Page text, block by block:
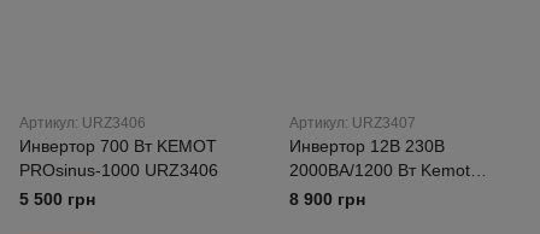
Артикул: URZ3406
Инвертор 700 Вт KEMOT
PROsinus-1000 URZ3406
5 500 грн
Артикул: URZ3407
Инвертор 12В 230В
2000ВА/1200 Вт Kemot
PROsinus-2000 URZ3407
8 900 грн